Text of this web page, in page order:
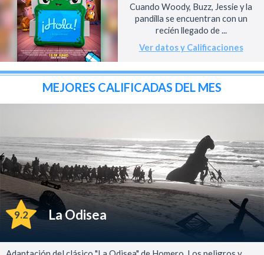
Cuando Woody, Buzz, Jessie y la
pandilla se encuentran con un
recién llegado de ...
Ver datos y Calificaciones
MEJORES CALIFICADAS DEL MES
9.2 La Odisea